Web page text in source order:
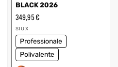
BLACK 2026
Prezzo
regolare
349,95 €
Fornitore:
SIUX
Professionale
Polivalente